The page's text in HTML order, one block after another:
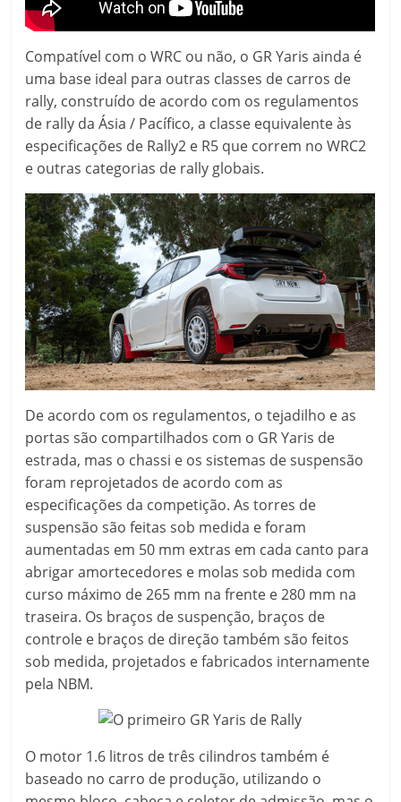
Compatível com o WRC ou não, o GR Yaris ainda é
uma base ideal para outras classes de carros de
rally, construído de acordo com os regulamentos
de rally da Ásia / Pacífico, a classe equivalente às
especificações de Rally2 e R5 que correm no WRC2
e outras categorias de rally globais.
De acordo com os regulamentos, o tejadilho e as
portas são compartilhados com o GR Yaris de
estrada, mas o chassi e os sistemas de suspensão
foram reprojetados de acordo com as
especificações da competição. As torres de
suspensão são feitas sob medida e foram
aumentadas em 50 mm extras em cada canto para
abrigar amortecedores e molas sob medida com
curso máximo de 265 mm na frente e 280 mm na
traseira. Os braços de suspenção, braços de
controle e braços de direção também são feitos
sob medida, projetados e fabricados internamente
pela NBM.
O motor 1.6 litros de três cilindros também é
baseado no carro de produção, utilizando o